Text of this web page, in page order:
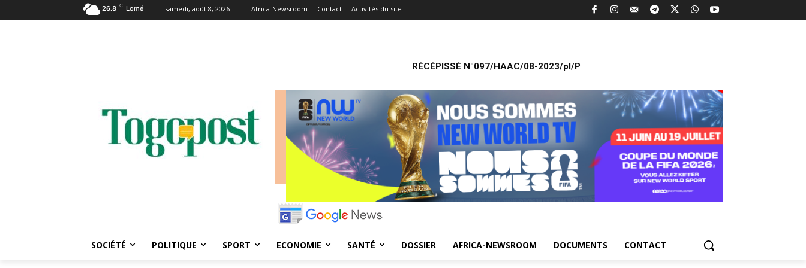
26.8 C Lomé samedi, août 8, 2026 Africa-Newsroom Contact Activités du site
RÉCÉPISSÉ N°097/HAAC/08-2023/pl/P
SOCIÉTÉ POLITIQUE SPORT ECONOMIE SANTÉ DOSSIER AFRICA-NEWSROOM DOCUMENTS CONTACT